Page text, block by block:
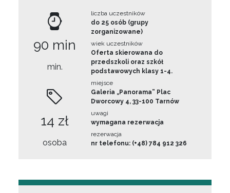
90 min
min.
14 zł
osoba
liczba uczestników
do 25 osób (grupy
zorganizowane)
wiek uczestników
Oferta skierowana do
przedszkoli oraz szkół
podstawowych klasy 1-4.
miejsce
Galeria „Panorama” Plac
Dworcowy 4, 33-100 Tarnów
uwagi
wymagana rezerwacja
rezerwacja
nr telefonu: (+48) 784 912 326